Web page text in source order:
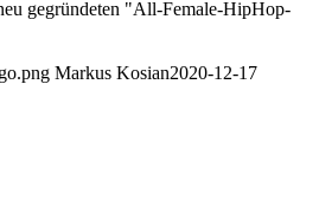
gegründeten "All-Female-HipHop-
Markus Kosian2020-12-17